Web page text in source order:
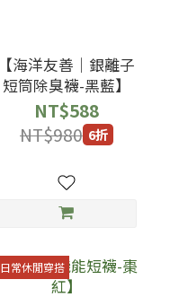
【海洋友善｜銀離子
短筒除臭襪-黑藍】
NT$588
NT$980 6折
日常休閒穿搭